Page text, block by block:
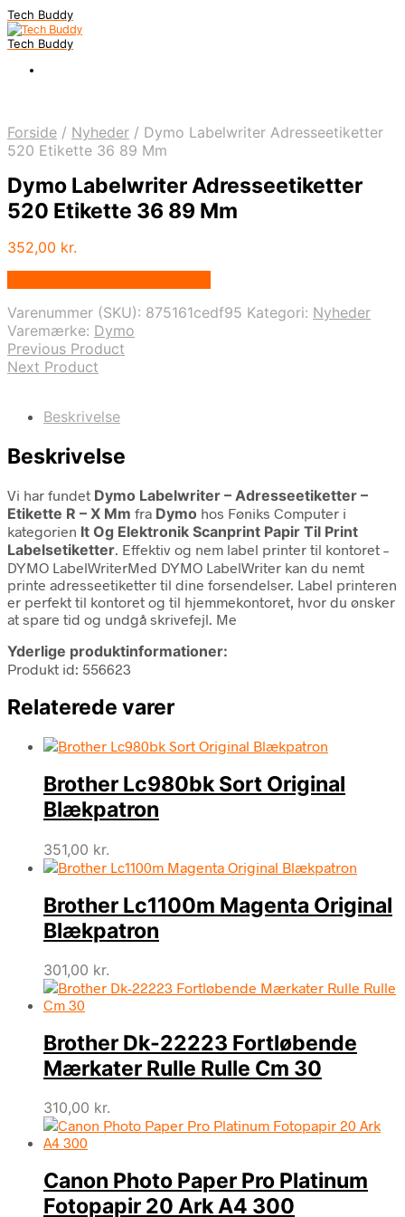
Tech Buddy
Tech Buddy
Forside / Nyheder / Dymo Labelwriter Adresseetiketter
520 Etikette 36 89 Mm
Dymo Labelwriter Adresseetiketter
520 Etikette 36 89 Mm
352,00 kr.
Varenummer (SKU): 875161cedf95 Kategori: Nyheder
Varemærke: Dymo
Previous Product
Next Product
Beskrivelse
Beskrivelse
Vi har fundet Dymo Labelwriter – Adresseetiketter –
Etikette R – X Mm fra Dymo hos Føniks Computer i
kategorien It Og Elektronik Scanprint Papir Til Print
Labelsetiketter. Effektiv og nem label printer til kontoret –
DYMO LabelWriterMed DYMO LabelWriter kan du nemt
printe adresseetiketter til dine forsendelser. Label printeren
er perfekt til kontoret og til hjemmekontoret, hvor du ønsker
at spare tid og undgå skrivefejl. Me
Yderlige produktinformationer:
Produkt id: 556623
Relaterede varer
Brother Lc980bk Sort Original
Blækpatron
351,00 kr.
Brother Lc1100m Magenta Original
Blækpatron
301,00 kr.
Brother Dk-22223 Fortløbende
Mærkater Rulle Rulle Cm 30
310,00 kr.
Canon Photo Paper Pro Platinum
Fotopapir 20 Ark A4 300